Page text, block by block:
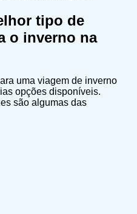
tipo de
o inverno na
uma viagem de inverno
opções disponíveis.
são algumas das